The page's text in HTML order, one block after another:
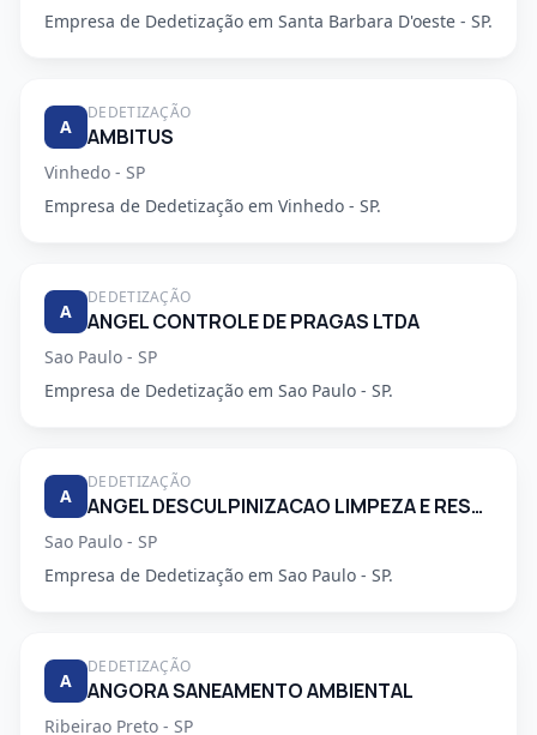
Empresa de Dedetização em Santa Barbara D'oeste - SP.
A
DEDETIZAÇÃO
AMBITUS
Vinhedo - SP
Empresa de Dedetização em Vinhedo - SP.
A
DEDETIZAÇÃO
ANGEL CONTROLE DE PRAGAS LTDA
Sao Paulo - SP
Empresa de Dedetização em Sao Paulo - SP.
A
DEDETIZAÇÃO
ANGEL DESCULPINIZACAO LIMPEZA E RESTAURACAO DE CAIXAS DAGUA E CONTROLE DE PRAGAS LTDA
Sao Paulo - SP
Empresa de Dedetização em Sao Paulo - SP.
A
DEDETIZAÇÃO
ANGORA SANEAMENTO AMBIENTAL
Ribeirao Preto - SP